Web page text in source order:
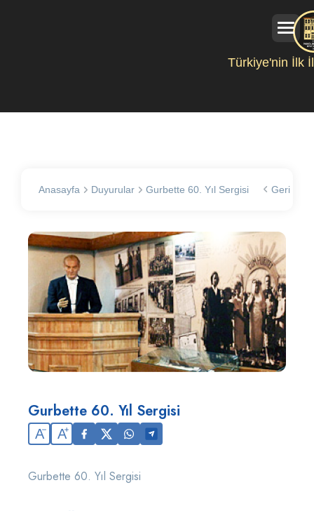
Türkiye'nin İlk
Anasayfa Duyurular Gurbette 60. Yıl Sergisi Geri
Gurbette 60. Yıl Sergisi
A A
Gurbette 60. Yıl Sergisi